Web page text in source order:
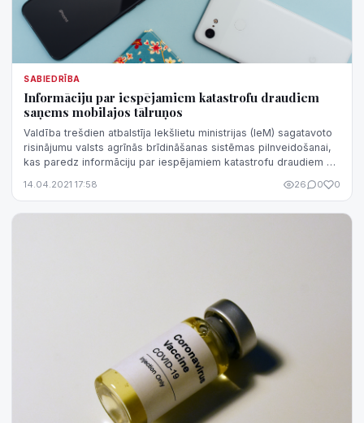
SABIEDRĪBA
Informāciju par iespējamiem katastrofu draudiem
saņems mobilajos tālruņos
Valdība trešdien atbalstīja Iekšlietu ministrijas (IeM) sagatavoto
risinājumu valsts agrīnās brīdināšanas sistēmas pilnveidošanai,
kas paredz informāciju par iespējamiem katastrofu draudiem vai
14.04.2021 17:58 26 0 0